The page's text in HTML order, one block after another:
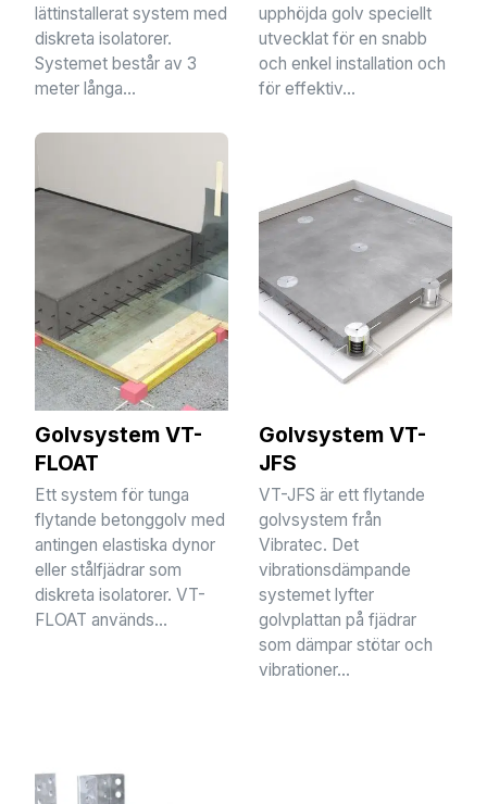
lättinstallerat system med
diskreta isolatorer.
Systemet består av 3
meter långa...
upphöjda golv speciellt
utvecklat för en snabb
och enkel installation och
för effektiv...
Golvsystem VT-
FLOAT
Ett system för tunga
flytande betonggolv med
antingen elastiska dynor
eller stålfjädrar som
diskreta isolatorer. VT-
FLOAT används...
Golvsystem VT-
JFS
VT-JFS är ett flytande
golvsystem från
Vibratec. Det
vibrationsdämpande
systemet lyfter
golvplattan på fjädrar
som dämpar stötar och
vibrationer...